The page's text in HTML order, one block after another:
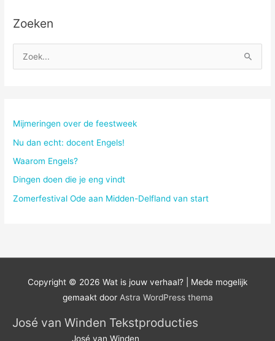
Zoeken
o
r
:
Mijmeringen over de feestweek
Nu dan echt: docent Engels!
Waarom Engels?
Dingen doen die je eng vindt
Zomerfestival Ode aan Midden-Delfland van start
Copyright © 2026 Wat is jouw verhaal? | Mede mogelijk
gemaakt door Astra WordPress thema
José van Winden Tekstproducties
José van Winden